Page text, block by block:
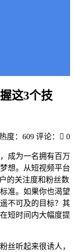
这3个技
度：609 评论： 0
成为一名拥有百万
想。从短视频平台
的关注度和粉丝数
准。如果你也渴望
不可及的目标？其
短时间内大幅度提
丝听起来很诱人，